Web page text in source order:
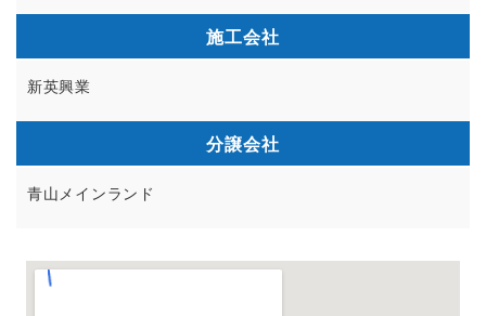
施工会社
新英興業
分譲会社
青山メインランド